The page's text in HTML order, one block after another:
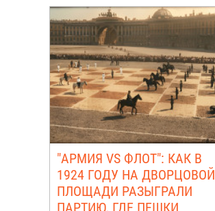
"АРМИЯ VS ФЛОТ": КАК В
1924 ГОДУ НА ДВОРЦОВОЙ
ПЛОЩАДИ РАЗЫГРАЛИ
ПАРТИЮ, ГДЕ ПЕШКИ